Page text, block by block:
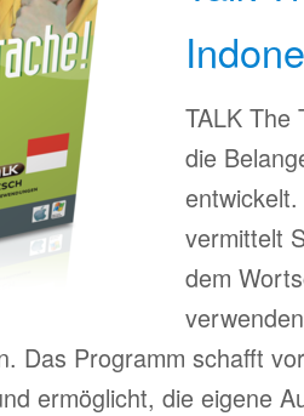
TALK The
die
vermittelt
dem
Das Programm schafft
ermöglicht, die eigene